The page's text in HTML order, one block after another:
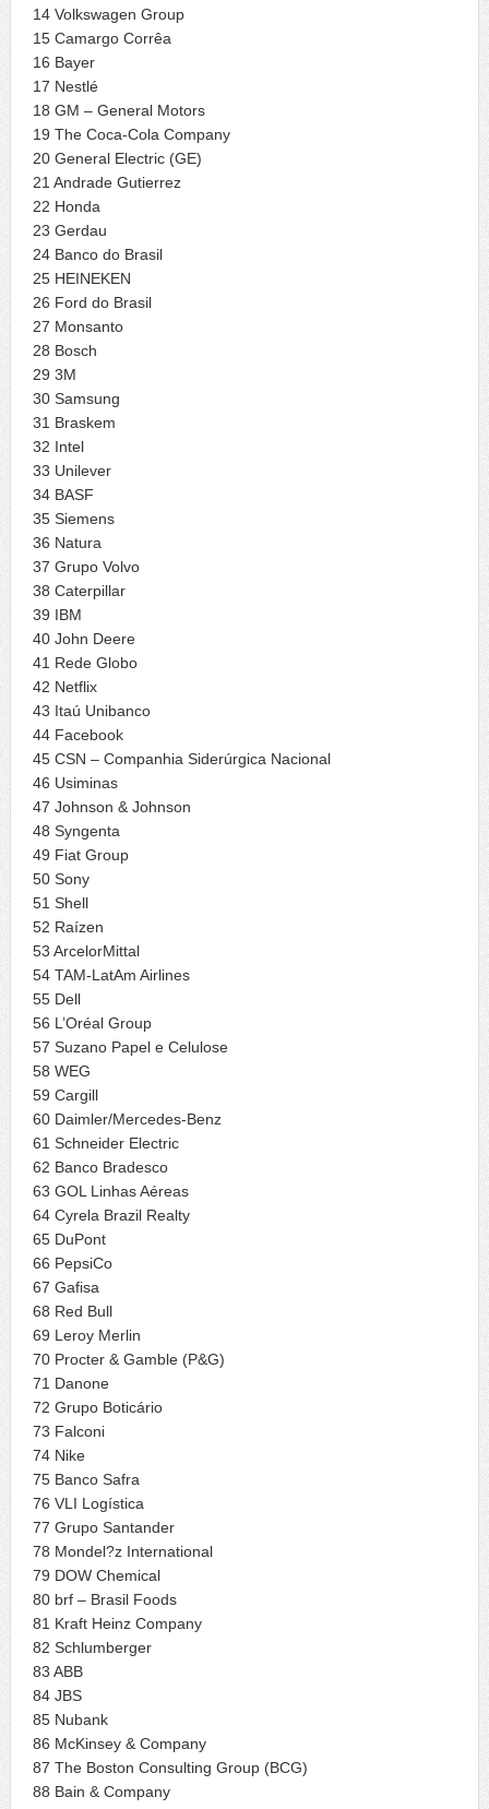
14 Volkswagen Group
15 Camargo Corrêa
16 Bayer
17 Nestlé
18 GM – General Motors
19 The Coca-Cola Company
20 General Electric (GE)
21 Andrade Gutierrez
22 Honda
23 Gerdau
24 Banco do Brasil
25 HEINEKEN
26 Ford do Brasil
27 Monsanto
28 Bosch
29 3M
30 Samsung
31 Braskem
32 Intel
33 Unilever
34 BASF
35 Siemens
36 Natura
37 Grupo Volvo
38 Caterpillar
39 IBM
40 John Deere
41 Rede Globo
42 Netflix
43 Itaú Unibanco
44 Facebook
45 CSN – Companhia Siderúrgica Nacional
46 Usiminas
47 Johnson & Johnson
48 Syngenta
49 Fiat Group
50 Sony
51 Shell
52 Raízen
53 ArcelorMittal
54 TAM-LatAm Airlines
55 Dell
56 L’Oréal Group
57 Suzano Papel e Celulose
58 WEG
59 Cargill
60 Daimler/Mercedes-Benz
61 Schneider Electric
62 Banco Bradesco
63 GOL Linhas Aéreas
64 Cyrela Brazil Realty
65 DuPont
66 PepsiCo
67 Gafisa
68 Red Bull
69 Leroy Merlin
70 Procter & Gamble (P&G)
71 Danone
72 Grupo Boticário
73 Falconi
74 Nike
75 Banco Safra
76 VLI Logística
77 Grupo Santander
78 Mondel?z International
79 DOW Chemical
80 brf – Brasil Foods
81 Kraft Heinz Company
82 Schlumberger
83 ABB
84 JBS
85 Nubank
86 McKinsey & Company
87 The Boston Consulting Group (BCG)
88 Bain & Company